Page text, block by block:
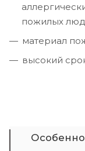
пожилых
материал
высокий